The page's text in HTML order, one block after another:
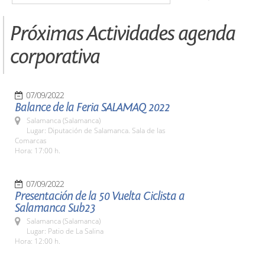
Próximas Actividades agenda
corporativa
07/09/2022
Balance de la Feria SALAMAQ 2022
Salamanca (Salamanca)
Lugar: Diputación de Salamanca. Sala de las
Comarcas
Hora: 17:00 h.
07/09/2022
Presentación de la 50 Vuelta Ciclista a
Salamanca Sub23
Salamanca (Salamanca)
Lugar: Patio de La Salina
Hora: 12:00 h.